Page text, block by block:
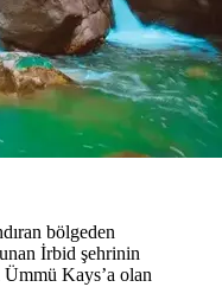
bölgeden
İrbid şehrinin
Kays’a olan